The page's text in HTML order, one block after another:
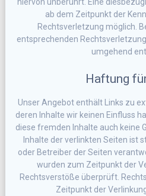
hiervon unberührt. Eine
ab dem Zeitpunkt der
Rechtsverletzung möglich.
entsprechenden
umgehend
Haftung
Unser Angebot enthält Links zu
deren Inhalte wir keinen Einfluss
diese fremden Inhalte auch keine
Inhalte der verlinkten Seiten ist
oder Betreiber der Seiten
wurden zum Zeitpunkt der
Rechtsverstöße überprüft.
Zeitpunkt der